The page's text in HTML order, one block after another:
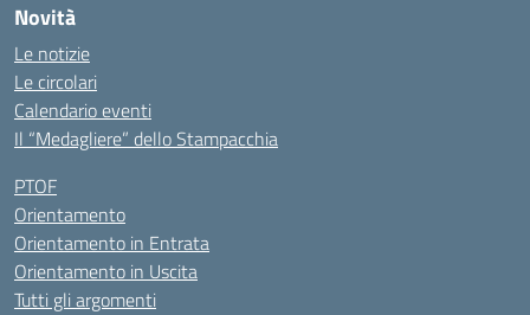
Novità
Le notizie
Le circolari
Calendario eventi
Il “Medagliere” dello Stampacchia
PTOF
Orientamento
Orientamento in Entrata
Orientamento in Uscita
Tutti gli argomenti